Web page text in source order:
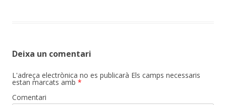
Deixa un comentari
L'adreça electrònica no es publicarà Els camps necessaris
estan marcats amb *
Comentari